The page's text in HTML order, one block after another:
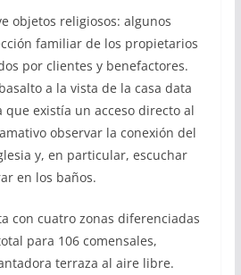
objetos religiosos: algunos
familiar de los propietarios
por clientes y benefactores.
a la vista de la casa data
que existía un acceso directo al
observar la conexión del
y, en particular, escuchar
en los baños.
con cuatro zonas diferenciadas
para 106 comensales,
terraza al aire libre.